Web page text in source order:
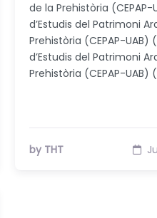
de la Prehistòria
d’Estudis del Patrimoni
Prehistòria (CEPAP-
d’Estudis del Patrimoni
Prehistòria (CEPAP-
by THT